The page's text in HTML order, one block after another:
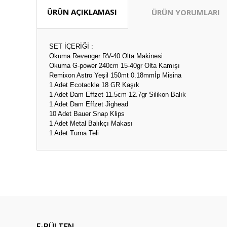
ÜRÜN AÇIKLAMASI ÜRÜN YORUMLARI
SET İÇERİĞİ :
Okuma Revenger RV-40 Olta Makinesi
Okuma G-power 240cm 15-40gr Olta Kamışı
Remixon Astro Yeşil 150mt 0.18mmİp Misina
1 Adet Ecotackle 18 GR Kaşık
1 Adet Dam Effzet 11.5cm 12.7gr Silikon Balık
1 Adet Dam Effzet Jighead
10 Adet Bauer Snap Klips
1 Adet Metal Balıkçı Makası
1 Adet Turna Teli
kaliteli bir ürün. Gayette uygun fiyatlı başlangıç için bunu